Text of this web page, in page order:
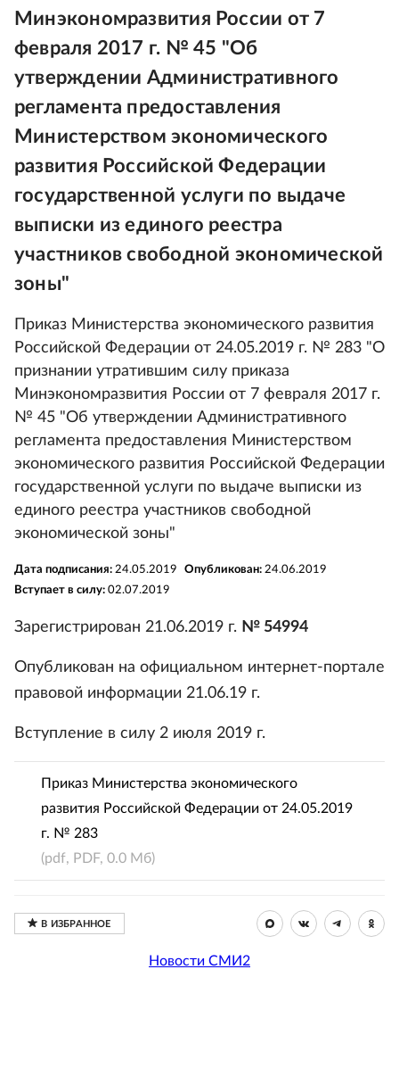
Минэкономразвития России от 7
февраля 2017 г. № 45 "Об
утверждении Административного
регламента предоставления
Министерством экономического
развития Российской Федерации
государственной услуги по выдаче
выписки из единого реестра
участников свободной экономической
зоны"
Приказ Министерства экономического развития
Российской Федерации от 24.05.2019 г. № 283 "О
признании утратившим силу приказа
Минэкономразвития России от 7 февраля 2017 г.
№ 45 "Об утверждении Административного
регламента предоставления Министерством
экономического развития Российской Федерации
государственной услуги по выдаче выписки из
единого реестра участников свободной
экономической зоны"
Дата подписания: 24.05.2019 Опубликован: 24.06.2019
Вступает в силу: 02.07.2019
Зарегистрирован 21.06.2019 г. № 54994
Опубликован на официальном интернет-портале
правовой информации 21.06.19 г.
Вступление в силу 2 июля 2019 г.
Приказ Министерства экономического
развития Российской Федерации от 24.05.2019
г. № 283
(pdf, PDF, 0.0 Мб)
Новости СМИ2